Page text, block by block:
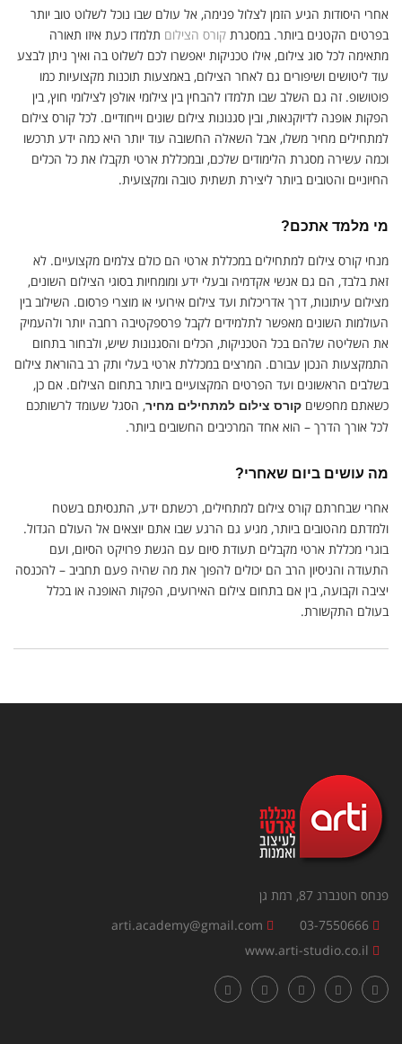
אחרי היסודות הגיע הזמן לצלול פנימה, אל עולם שבו נוכל לשלוט טוב יותר
בפרטים הקטנים ביותר. במסגרת קורס הצילום תלמדו כעת איזו תאורה
מתאימה לכל סוג צילום, אילו טכניקות יאפשרו לכם לשלוט בה ואיך ניתן לבצע
עוד ליטושים ושיפורים גם לאחר הצילום, באמצעות תוכנות מקצועיות כמו
פוטושופ. זה גם השלב שבו תלמדו להבחין בין צילומי אולפן לצילומי חוץ, בין
הפקות אופנה לדיוקנאות, ובין סגנונות צילום שונים וייחודיים. לכל קורס צילום
למתחילים מחיר משלו, אבל השאלה החשובה עוד יותר היא כמה ידע תרכשו
וכמה עשירה מסגרת הלימודים שלכם, ובמכללת ארטי תקבלו את כל הכלים
החיוניים והטובים ביותר ליצירת תשתית טובה ומקצועית.
מי מלמד אתכם?
מנחי קורס צילום למתחילים במכללת ארטי הם כולם צלמים מקצועיים. לא
זאת בלבד, הם גם אנשי אקדמיה ובעלי ידע ומומחיות בסוגי הצילום השונים,
מצילום עיתונות, דרך אדריכלות ועד צילום אירועי או מוצרי פרסום. השילוב בין
העולמות השונים מאפשר לתלמידים לקבל פרספקטיבה רחבה יותר ולהעמיק
את השליטה שלהם בכל הטכניקות, הכלים והסגנונות שיש, ולבחור בתחום
התמקצעות הנכון עבורם. המרצים במכללת ארטי בעלי ותק רב בהוראת צילום
בשלבים הראשונים ועד הפרטים המקצועיים ביותר בתחום הצילום. אם כן,
כשאתם מחפשים קורס צילום למתחילים מחיר, הסגל שעומד לרשותכם
לכל אורך הדרך – הוא אחד המרכיבים החשובים ביותר.
מה עושים ביום שאחרי?
אחרי שבחרתם קורס צילום למתחילים, רכשתם ידע, התנסיתם בשטח
ולמדתם מהטובים ביותר, מגיע גם הרגע שבו אתם יוצאים אל העולם הגדול.
בוגרי מכללת ארטי מקבלים תעודת סיום עם הגשת פרויקט הסיום, ועם
התעודה והניסיון הרב הם יכולים להפוך את מה שהיה פעם תחביב – להכנסה
יציבה וקבועה, בין אם בתחום צילום האירועים, הפקות האופנה או בכלל
בעולם התקשורת.
פנחס רוטנברג 87, רמת גן
03-7550666
arti.academy@gmail.com
www.arti-studio.co.il